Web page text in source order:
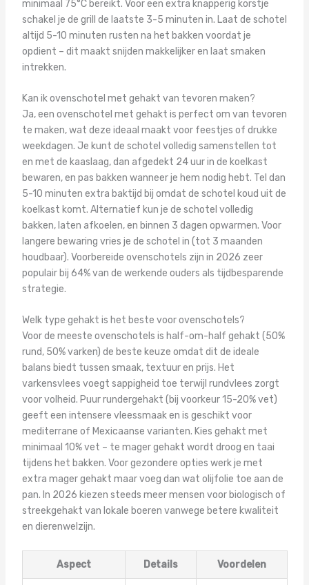
minimaal 75°C bereikt. Voor een extra knapperig korstje
schakel je de grill de laatste 3-5 minuten in. Laat de schotel
altijd 5-10 minuten rusten na het bakken voordat je
opdient – dit maakt snijden makkelijker en laat smaken
intrekken.
Kan ik ovenschotel met gehakt van tevoren maken?
Ja, een ovenschotel met gehakt is perfect om van tevoren
te maken, wat deze ideaal maakt voor feestjes of drukke
weekdagen. Je kunt de schotel volledig samenstellen tot
en met de kaaslaag, dan afgedekt 24 uur in de koelkast
bewaren, en pas bakken wanneer je hem nodig hebt. Tel dan
5-10 minuten extra baktijd bij omdat de schotel koud uit de
koelkast komt. Alternatief kun je de schotel volledig
bakken, laten afkoelen, en binnen 3 dagen opwarmen. Voor
langere bewaring vries je de schotel in (tot 3 maanden
houdbaar). Voorbereide ovenschotels zijn in 2026 zeer
populair bij 64% van de werkende ouders als tijdbesparende
strategie.
Welk type gehakt is het beste voor ovenschotels?
Voor de meeste ovenschotels is half-om-half gehakt (50%
rund, 50% varken) de beste keuze omdat dit de ideale
balans biedt tussen smaak, textuur en prijs. Het
varkensvlees voegt sappigheid toe terwijl rundvlees zorgt
voor volheid. Puur rundergehakt (bij voorkeur 15-20% vet)
geeft een intensere vleessmaak en is geschikt voor
mediterrane of Mexicaanse varianten. Kies gehakt met
minimaal 10% vet – te mager gehakt wordt droog en taai
tijdens het bakken. Voor gezondere opties werk je met
extra mager gehakt maar voeg dan wat olijfolie toe aan de
pan. In 2026 kiezen steeds meer mensen voor biologisch of
streekgehakt van lokale boeren vanwege betere kwaliteit
en dierenwelzijn.
Aspect Details Voordelen